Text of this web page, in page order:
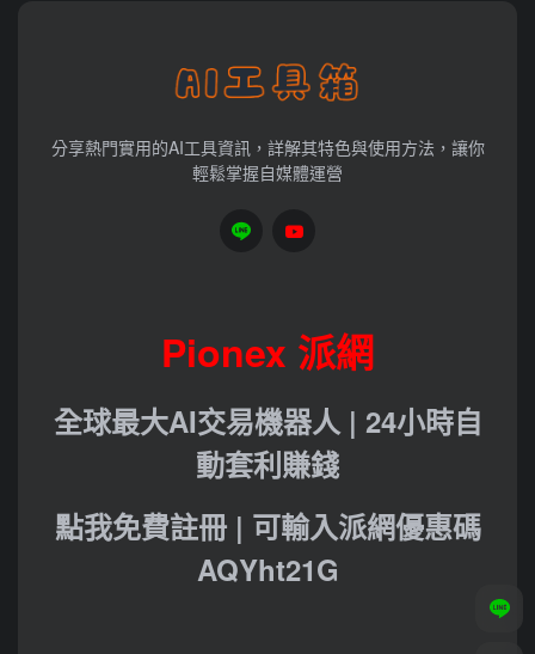
分享熱門實用的AI工具資訊，詳解其特色與使用方法，讓你
輕鬆掌握自媒體運營
Pionex 派網
全球最大AI交易機器人 | 24小時自
動套利賺錢
點我免費註冊 | 可輸入派網優惠碼
AQYht21G